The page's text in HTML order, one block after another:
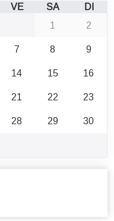
VE SA
DI
1
2
7 8
9
14 15
16
21 22
23
28 29
30